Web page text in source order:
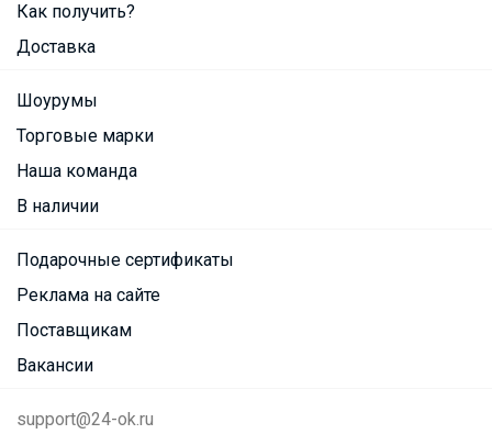
Как получить?
Доставка
Шоурумы
Торговые марки
Наша команда
В наличии
Подарочные сертификаты
Реклама на сайте
Поставщикам
Вакансии
support@24-ok.ru